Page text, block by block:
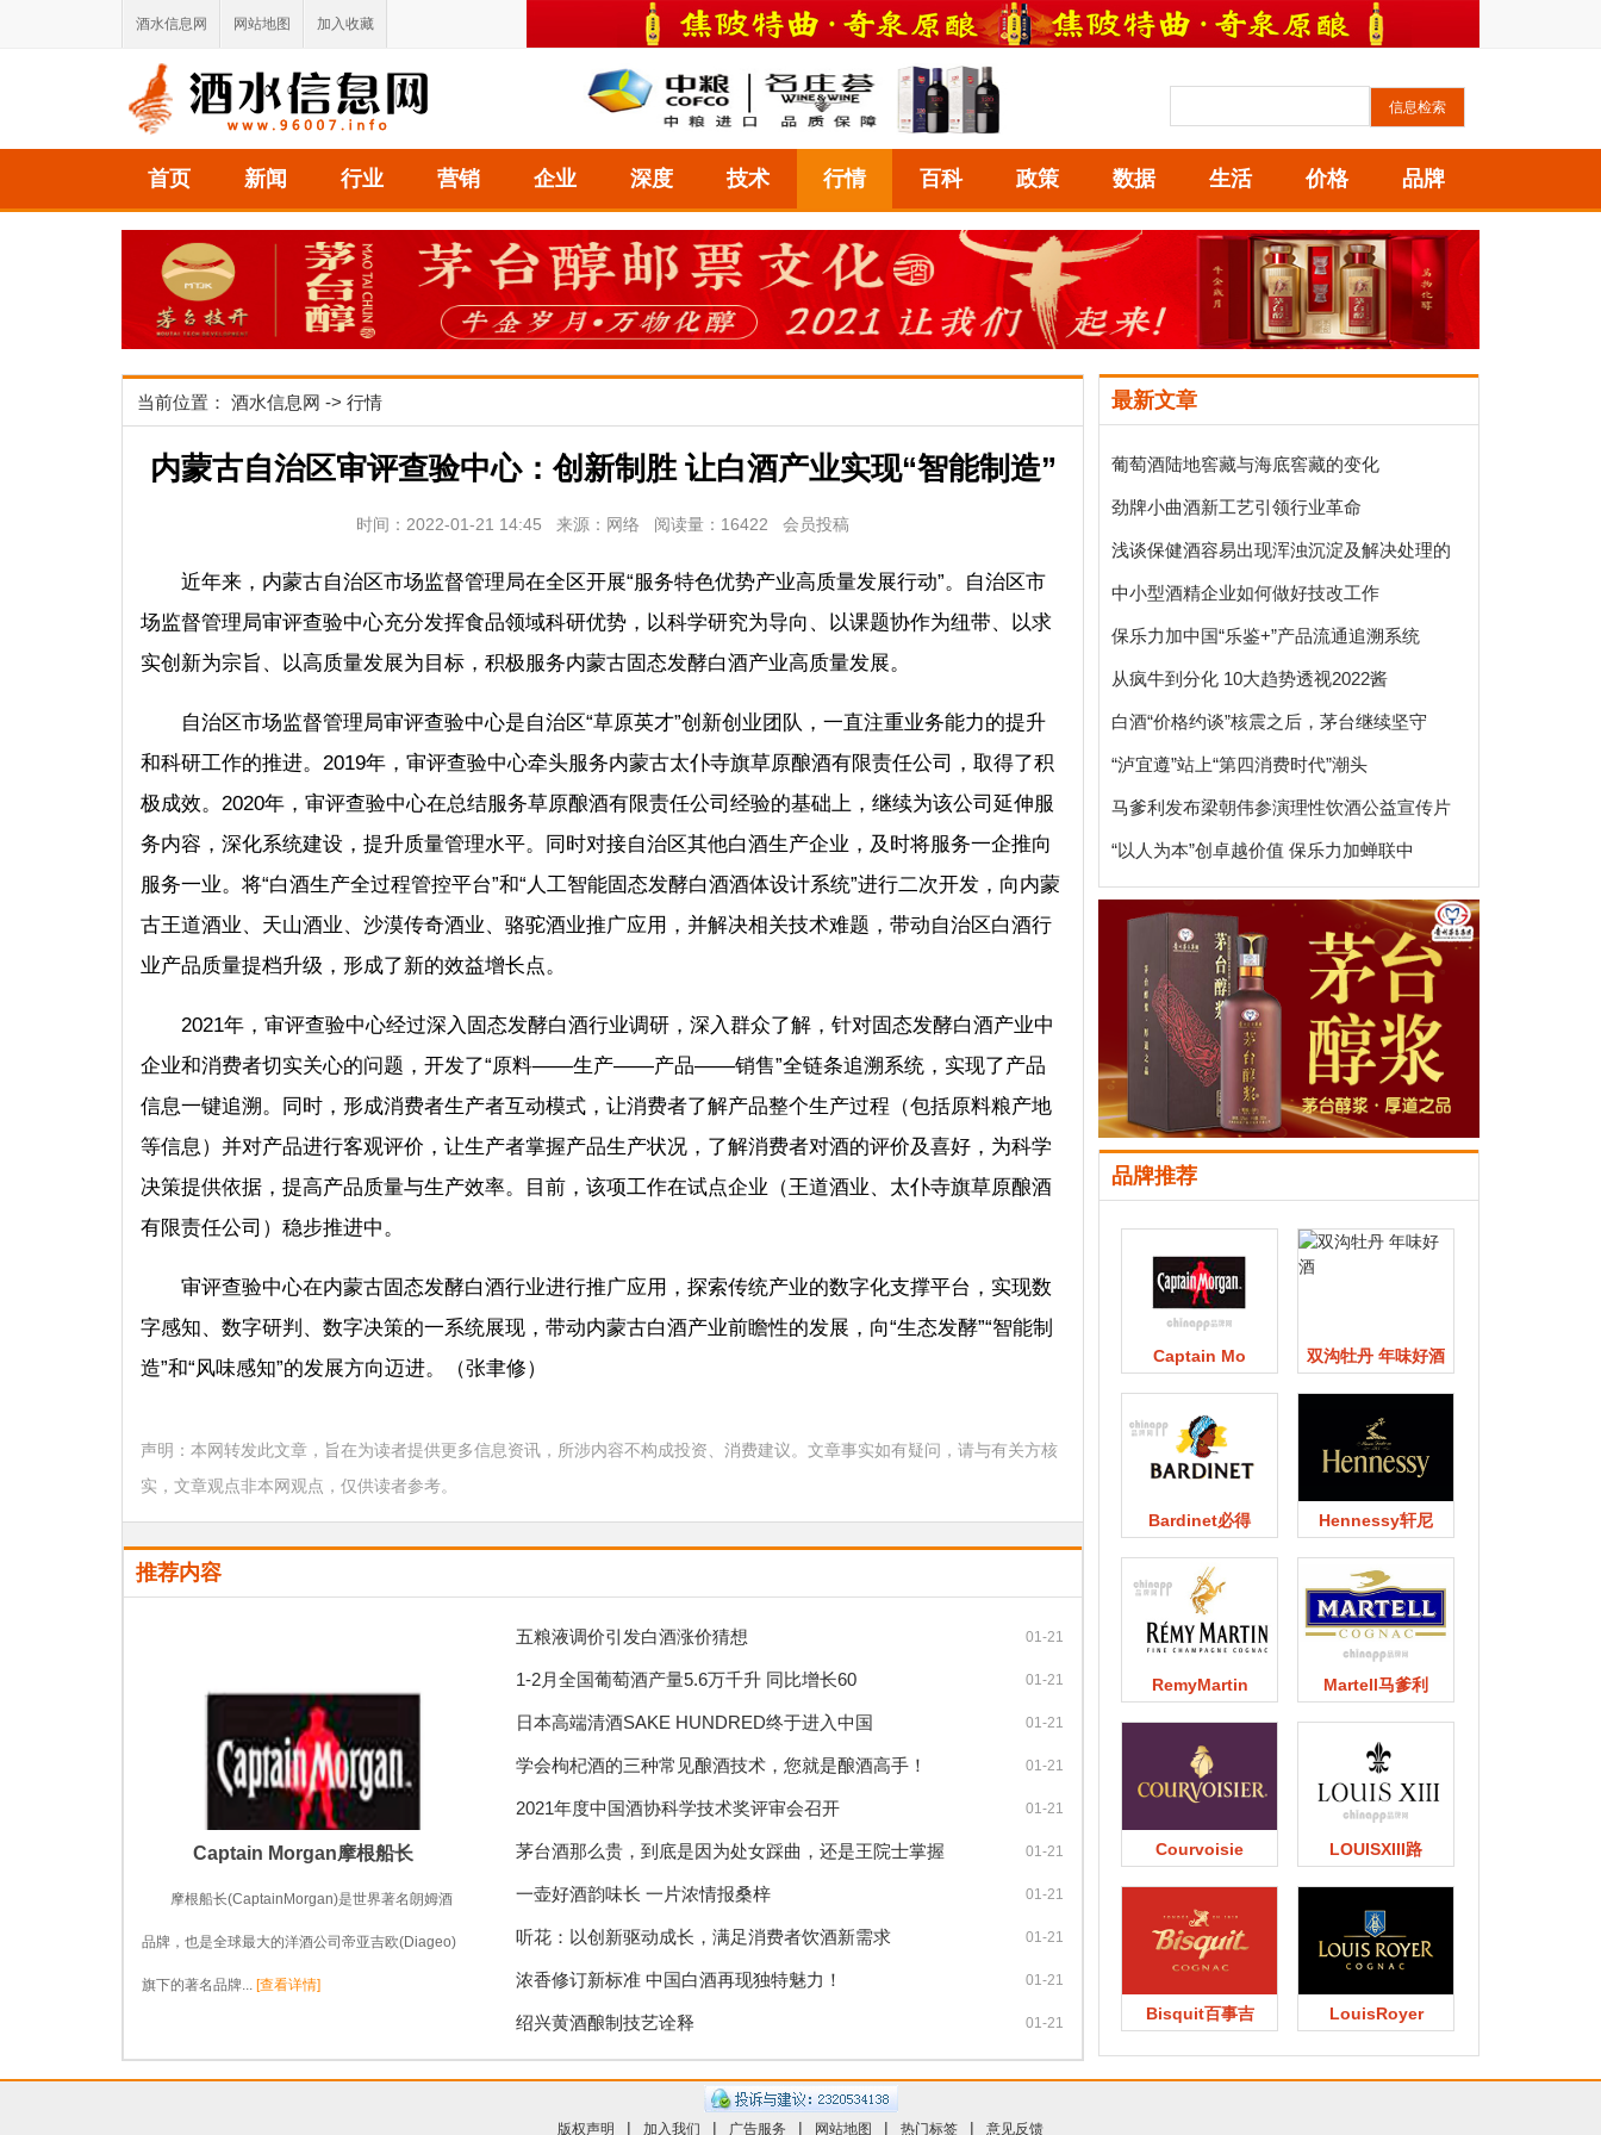
酒水信息网 网站地图 加入收藏
首页 新闻 行业 营销 企业 深度 技术 行情 百科 政策 数据 生活 价格 品牌
当前位置： 酒水信息网 -> 行情
内蒙古自治区审评查验中心：创新制胜 让白酒产业实现“智能制造”
时间：2022-01-21 14:45 来源：网络 阅读量：16422 会员投稿
近年来，内蒙古自治区市场监督管理局在全区开展“服务特色优势产业高质量发展行动”。自治区市
场监督管理局审评查验中心充分发挥食品领域科研优势，以科学研究为导向、以课题协作为纽带、以求
实创新为宗旨、以高质量发展为目标，积极服务内蒙古固态发酵白酒产业高质量发展。
自治区市场监督管理局审评查验中心是自治区“草原英才”创新创业团队，一直注重业务能力的提升
和科研工作的推进。2019年，审评查验中心牵头服务内蒙古太仆寺旗草原酿酒有限责任公司，取得了积
极成效。2020年，审评查验中心在总结服务草原酿酒有限责任公司经验的基础上，继续为该公司延伸服
务内容，深化系统建设，提升质量管理水平。同时对接自治区其他白酒生产企业，及时将服务一企推向
服务一业。将“白酒生产全过程管控平台”和“人工智能固态发酵白酒酒体设计系统”进行二次开发，向内蒙
古王道酒业、天山酒业、沙漠传奇酒业、骆驼酒业推广应用，并解决相关技术难题，带动自治区白酒行
业产品质量提档升级，形成了新的效益增长点。
2021年，审评查验中心经过深入固态发酵白酒行业调研，深入群众了解，针对固态发酵白酒产业中
企业和消费者切实关心的问题，开发了“原料——生产——产品——销售”全链条追溯系统，实现了产品
信息一键追溯。同时，形成消费者生产者互动模式，让消费者了解产品整个生产过程（包括原料粮产地
等信息）并对产品进行客观评价，让生产者掌握产品生产状况，了解消费者对酒的评价及喜好，为科学
决策提供依据，提高产品质量与生产效率。目前，该项工作在试点企业（王道酒业、太仆寺旗草原酿酒
有限责任公司）稳步推进中。
审评查验中心在内蒙古固态发酵白酒行业进行推广应用，探索传统产业的数字化支撑平台，实现数
字感知、数字研判、数字决策的一系统展现，带动内蒙古白酒产业前瞻性的发展，向“生态发酵”“智能制
造”和“风味感知”的发展方向迈进。（张聿修）
声明：本网转发此文章，旨在为读者提供更多信息资讯，所涉内容不构成投资、消费建议。文章事实如有疑问，请与有关方核
实，文章观点非本网观点，仅供读者参考。
推荐内容
Captain Morgan摩根船长
摩根船长(CaptainMorgan)是世界著名朗姆酒
品牌，也是全球最大的洋酒公司帝亚吉欧(Diageo)
旗下的著名品牌... [查看详情]
五粮液调价引发白酒涨价猜想 01-21
1-2月全国葡萄酒产量5.6万千升 同比增长60 01-21
日本高端清酒SAKE HUNDRED终于进入中国 01-21
学会枸杞酒的三种常见酿酒技术，您就是酿酒高手！ 01-21
2021年度中国酒协科学技术奖评审会召开 01-21
茅台酒那么贵，到底是因为处女踩曲，还是王院士掌握 01-21
一壶好酒韵味长 一片浓情报桑梓 01-21
听花：以创新驱动成长，满足消费者饮酒新需求 01-21
浓香修订新标准 中国白酒再现独特魅力！ 01-21
绍兴黄酒酿制技艺诠释 01-21
最新文章
葡萄酒陆地窖藏与海底窖藏的变化
劲牌小曲酒新工艺引领行业革命
浅谈保健酒容易出现浑浊沉淀及解决处理的
中小型酒精企业如何做好技改工作
保乐力加中国“乐鉴+”产品流通追溯系统
从疯牛到分化 10大趋势透视2022酱
白酒“价格约谈”核震之后，茅台继续坚守
“泸宜遵”站上“第四消费时代”潮头
马爹利发布梁朝伟参演理性饮酒公益宣传片
“以人为本”创卓越价值 保乐力加蝉联中
品牌推荐
Captain Mo 双沟牡丹 年味好酒
Bardinet必得 Hennessy轩尼
RemyMartin Martell马爹利
Courvoisie LOUISXIII路
Bisquit百事吉 LouisRoyer
版权声明 | 加入我们 | 广告服务 | 网站地图 | 热门标签 | 意见反馈